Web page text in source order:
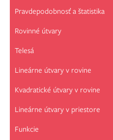
Pravdepodobnosť a štatistika
Rovinné útvary
Telesá
Lineárne útvary v rovine
Kvadratické útvary v rovine
Lineárne útvary v priestore
Funkcie